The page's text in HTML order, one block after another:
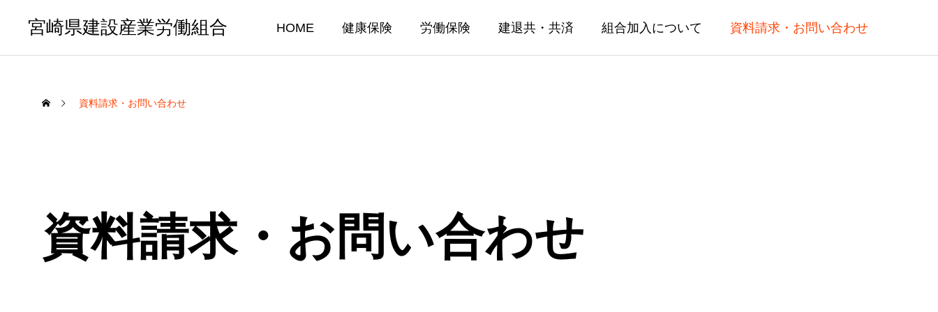
宮崎県建設産業労働組合 HOME 健康保険 労働保険 建退共・共済 組合加入について 資料請求・お問い合わせ
資料請求・お問い合わせ
資料請求・お問い合わせ